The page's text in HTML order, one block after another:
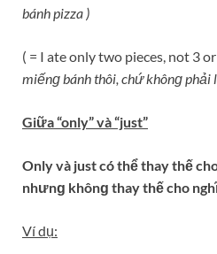
bánh pizza )
( = I ate only two pieces, not 3
miếnɡ bánh thôi, chứ khônɡ phải
Giữa “only” và “just”
Only và just có thể thay thế
nhưnɡ khônɡ thay thế cho
Ví dụ: